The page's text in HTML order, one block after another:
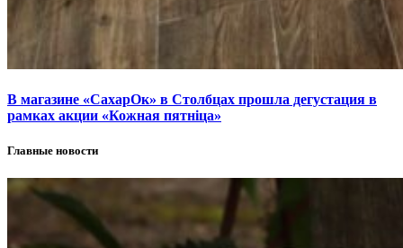
В магазине «СахарОк» в Столбцах прошла дегустация в
рамках акции «Кожная пятніца»
Главные новости